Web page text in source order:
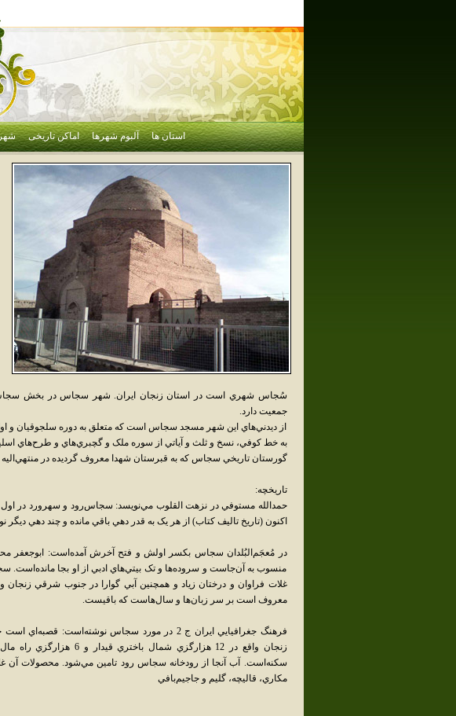
استان ها آلبوم شهرها اماکن تاریخی
جمعيت دارد.
از ديدني‌هاي اين شهر مسجد سجاس است که متعلق به دوره سلجوقيان و
به خط کوفي، نسخ و ثلث و آياتي از سوره ملک و گچبري‌هاي و طرح‌هاي
گورستان تاريخي سجاس که به قبرستان شهدا معروف گرديده در
تاريخچه:
حمدالله مستوفي در نزهت القلوب مي‌نويسد: سجاس‌رود و سهرورد در
اکنون (تاريخ تاليف کتاب) از هر يک به قدر دهي باقي مانده و چند دهي ديگر
در مُعجَم‌البُلدان سجاس بکسر اولش و فتح آخرش آمده‌است: ابوجعفر
منسوب به آن‌جاست و سروده‌ها و تک بيتي‌هاي ادبي از او بجا
غلات فراوان و درختان زياد و همچنين آبي گوارا در جنوب شرقي
معروف است بر سر زبان‌ها و سال‌هاست که باقيست.
فرهنگ جغرافيايي ايران ج 2 در مورد سجاس
سکنه‌است. آب آنجا از رودخانه سجاس رود تامين مي‌شود. محصولات آن
مکاري، قاليچه، گليم و جاجيم‌بافي